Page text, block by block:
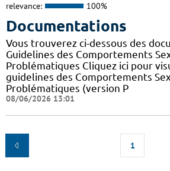
relevance: 100%
Documentations
Vous trouverez ci-dessous des
Guidelines des Comportements
Problématiques Cliquez ici pour
guidelines des Comportements
Problématiques (version P
08/06/2026 13:01
1